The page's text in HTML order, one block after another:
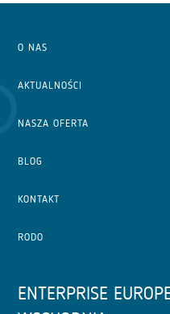
O NAS
AKTUALNOŚCI
NASZA OFERTA
BLOG
KONTAKT
RODO
ENTERPRISE